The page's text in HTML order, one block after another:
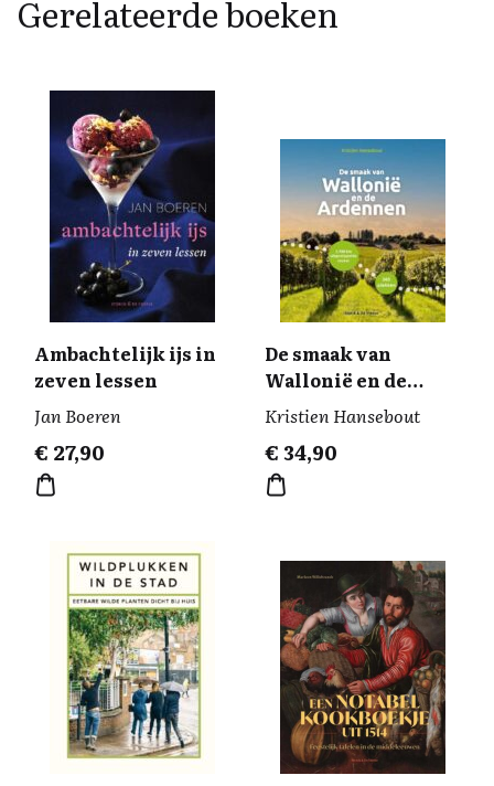
Gerelateerde boeken
Ambachtelijk ijs in
zeven lessen
Jan Boeren
€ 27,90
De smaak van
Wallonië en de
Ardennen
Kristien Hansebout
€34,90